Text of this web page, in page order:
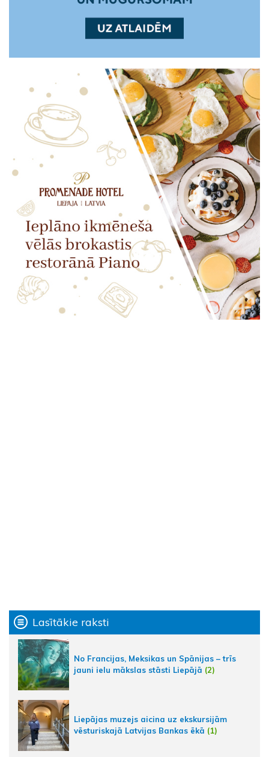
Lasītākie raksti
No Francijas, Meksikas un Spānijas – trīs
jauni ielu mākslas stāsti Liepājā (2)
Liepājas muzejs aicina uz ekskursijām
vēsturiskajā Latvijas Bankas ēkā (1)